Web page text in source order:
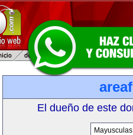
El dueño de este